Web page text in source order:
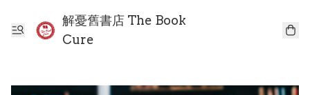
解憂舊書店 The Book
Cure